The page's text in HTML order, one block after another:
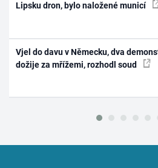
Lipsku dron, bylo naložené municí
Vjel do davu v Německu, dva
dožije za mřížemi, rozhodl soud